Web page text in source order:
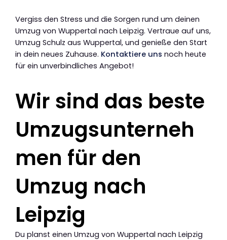
Vergiss den Stress und die Sorgen rund um deinen
Umzug von Wuppertal nach Leipzig. Vertraue auf uns,
Umzug Schulz aus Wuppertal, und genieße den Start
in dein neues Zuhause. Kontaktiere uns noch heute
für ein unverbindliches Angebot!
Wir sind das beste
Umzugsunterneh
men für den
Umzug nach
Leipzig
Du planst einen Umzug von Wuppertal nach Leipzig